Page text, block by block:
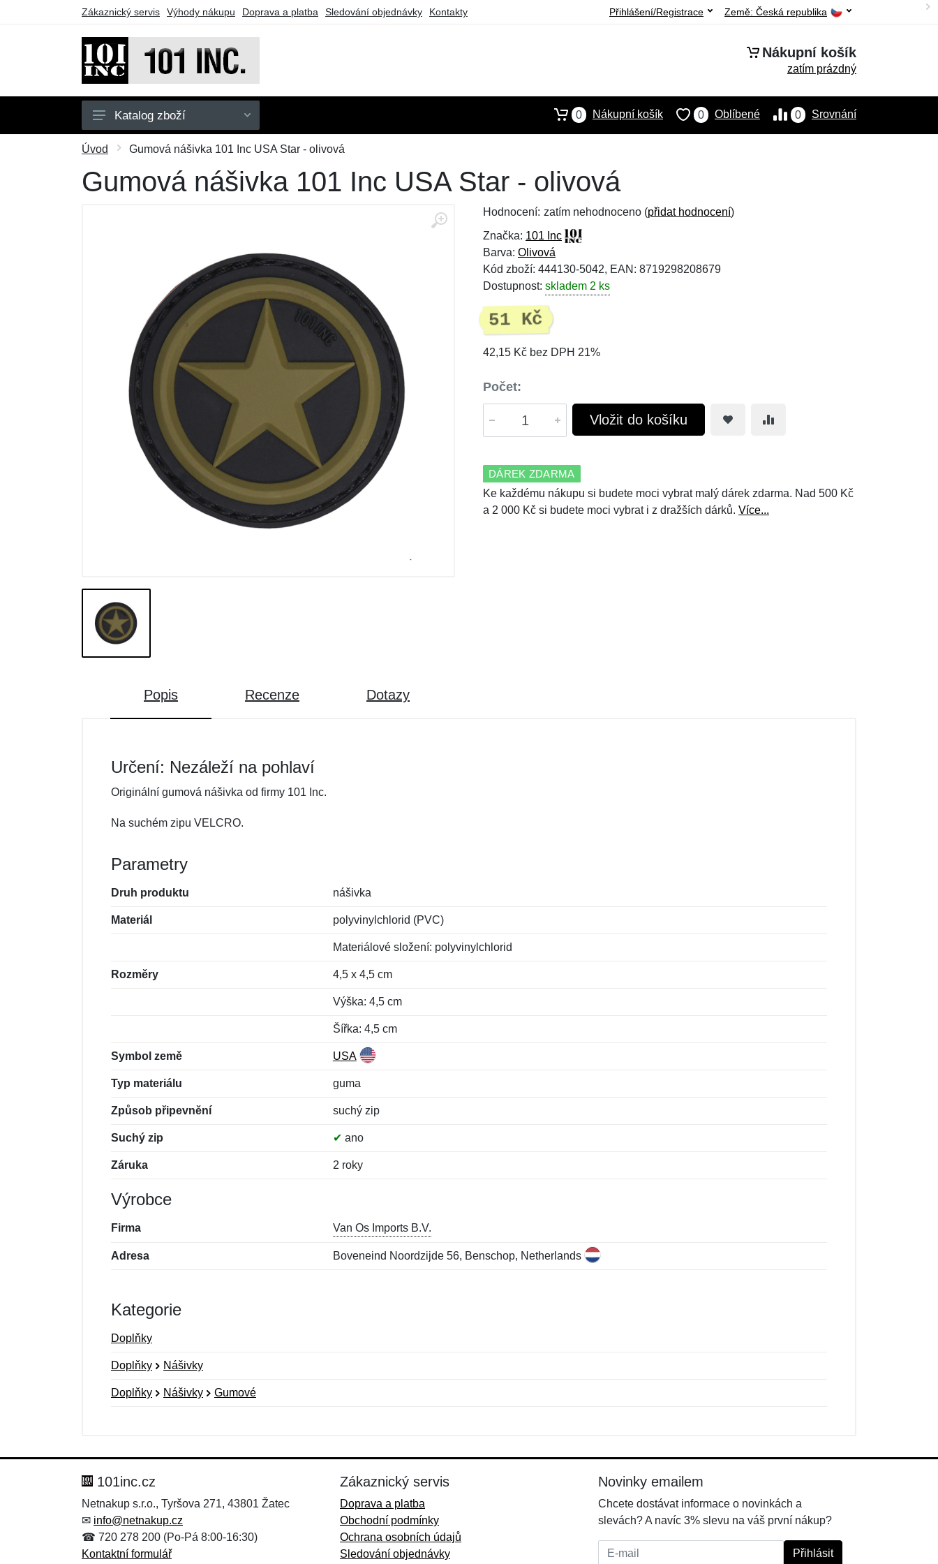
Zákaznický servis Výhody nákupu Doprava a platba Sledování objednávky Kontakty Země: Česká republika
Přihlášení/Registrace
Nákupní košík
zatím prázdný
Pánské
Dětské
Taktické vybavení
Dárkové poukazy
Katalog zboží 0 Srovnání
0 Oblíbené
0 Nákupní košík
Úvod Gumová nášivka 101 Inc USA Star - olivová
Gumová nášivka 101 Inc USA Star - olivová
Hodnocení: zatím nehodnoceno (přidat hodnocení)
Značka: 101 Inc
Barva: Olivová
Kód zboží: 444130-5042, EAN: 8719298208679
Dostupnost: skladem 2 ks
51 Kč
42,15 Kč bez DPH 21%
Počet:
Vložit do košíku
DÁREK ZDARMA
Ke každému nákupu si budete moci vybrat malý dárek zdarma. Nad 500 Kč
a 2 000 Kč si budete moci vybrat i z dražších dárků. Více...
Popis Recenze Dotazy
Určení: Nezáleží na pohlaví
Originální gumová nášivka od firmy 101 Inc.
Na suchém zipu VELCRO.
Parametry
Druh produktu nášivka
Materiál polyvinylchlorid (PVC)
Materiálové složení: polyvinylchlorid
Rozměry 4,5 x 4,5 cm
Výška: 4,5 cm
Šířka: 4,5 cm
Symbol země USA
Typ materiálu guma
Způsob připevnění suchý zip
Suchý zip ✔ ano
Záruka 2 roky
Výrobce
Firma Van Os Imports B.V.
Adresa Boveneind Noordzijde 56, Benschop, Netherlands
Kategorie
Doplňky
Doplňky Nášivky
Doplňky Nášivky Gumové
Zpráva*
Zpráva*
101inc.cz
Netnakup s.r.o., Tyršova 271, 43801 Žatec
✉ info@netnakup.cz
☎ 720 278 200 (Po-Pá 8:00-16:30)
Kontaktní formulář
Zákaznický servis
Doprava a platba
Obchodní podmínky
Ochrana osobních údajů
Sledování objednávky
Novinky emailem
Chcete dostávat informace o novinkách a
slevách? A navíc 3% slevu na váš první nákup?
E-mail: Přihlásit